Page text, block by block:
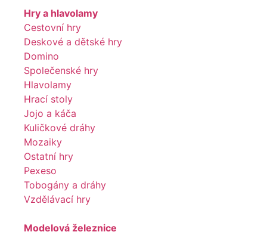
Hry a hlavolamy
Cestovní hry
Deskové a dětské hry
Domino
Společenské hry
Hlavolamy
Hrací stoly
Jojo a káča
Kuličkové dráhy
Mozaiky
Ostatní hry
Pexeso
Tobogány a dráhy
Vzdělávací hry
Modelová železnice